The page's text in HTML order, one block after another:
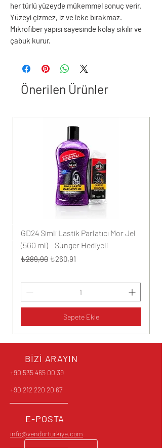
her türlü yüzeyde mükemmel sonuç verir.
Yüzeyi çizmez, iz ve leke bırakmaz.
Mikrofiber yapısı sayesinde kolay sıkılır ve
çabuk kurur.
Önerilen Ürünler
GD24 Simli Lastik Parlatıcı Mor Jel
(500 ml) – Sünger Hediyeli
Normal Fiyat
₺289,90 İndirimli Fiyat
₺260,91
Sepete Ekle
BİZİ ARAYIN
+90 535 465 00 39
+90 212 220 20 67
E-POSTA
info@vendorturkiye.com